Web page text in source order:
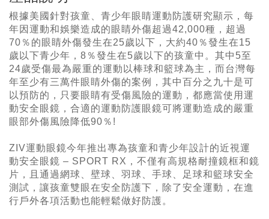
根據美國針對孩童、青少年眼睛運動防護研究顯示，每
年因運動和娛樂造成的眼睛外傷超過42,000種，超過
70％的眼睛外傷發生在25歲以下，大約40％發生在15
歲以下青少年，8％發生在5歲以下的孩童中。其中5至
24歲受傷最為嚴重的運動以棒球和籃球為主，而台灣每
年至少有三萬件眼睛外傷的案例，其中百分之九十是可
以預防的，只要眼睛有受傷風險的運動，都應當使用運
動安全眼鏡，合適的運動防護眼鏡可將運動造成的嚴重
眼部外傷風險降低90％!
ZIV運動眼鏡今年推出專為孩童和青少年設計的近視運
動安全眼鏡 – SPORT RX，不僅有高規格耐撞鏡框和鏡
片，且通過網球、壁球、羽球、手球、足球和籃球安全
測試，讓孩童雙眼在安全防護下，除了安全運動，在進
行戶外各項活動也能輕鬆做好防護。